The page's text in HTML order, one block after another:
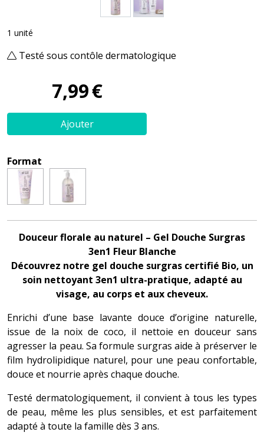
1 unité
Testé sous contôle dermatologique
7,99€
Ajouter
Format
Douceur florale au naturel – Gel Douche Surgras
3en1 Fleur Blanche
Découvrez notre gel douche surgras certifié Bio, un
soin nettoyant 3en1 ultra-pratique, adapté au
visage, au corps et aux cheveux.
Enrichi d’une base lavante douce d’origine naturelle,
issue de la noix de coco, il nettoie en douceur sans
agresser la peau. Sa formule surgras aide à préserver le
film hydrolipidique naturel, pour une peau confortable,
douce et nourrie après chaque douche.
Testé dermatologiquement, il convient à tous les types
de peau, même les plus sensibles, et est parfaitement
adapté à toute la famille dès 3 ans.